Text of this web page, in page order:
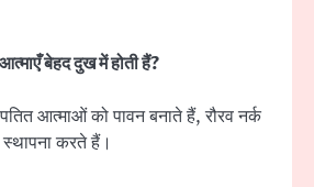
बेहद दुख में होती हैं?
आत्माओं को पावन बनाते हैं, रौरव नर्क
स्थापना करते हैं।